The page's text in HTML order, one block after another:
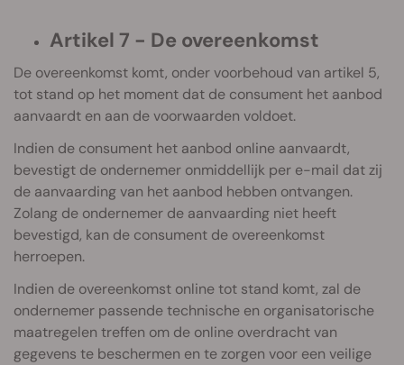
Artikel 7 - De overeenkomst
De overeenkomst komt, onder voorbehoud van artikel 5,
tot stand op het moment dat de consument het aanbod
aanvaardt en aan de voorwaarden voldoet.
Indien de consument het aanbod online aanvaardt,
bevestigt de ondernemer onmiddellijk per e-mail dat zij
de aanvaarding van het aanbod hebben ontvangen.
Zolang de ondernemer de aanvaarding niet heeft
bevestigd, kan de consument de overeenkomst
herroepen.
Indien de overeenkomst online tot stand komt, zal de
ondernemer passende technische en organisatorische
maatregelen treffen om de online overdracht van
gegevens te beschermen en te zorgen voor een veilige